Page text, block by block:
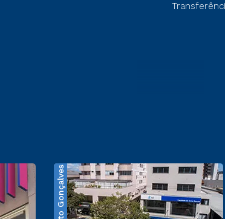
Bento Gonçalves